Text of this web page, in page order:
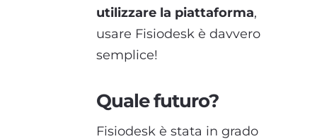
utilizzare la piattaforma,
usare Fisiodesk è davvero
semplice!
Quale futuro?
Fisiodesk è stata in grado